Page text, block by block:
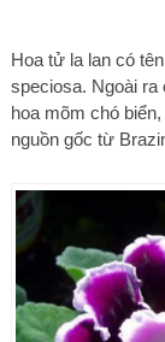
Hoa tử la lan có
speciosa. Ngoài ra
hoa mõm chó
nguồn gốc từ